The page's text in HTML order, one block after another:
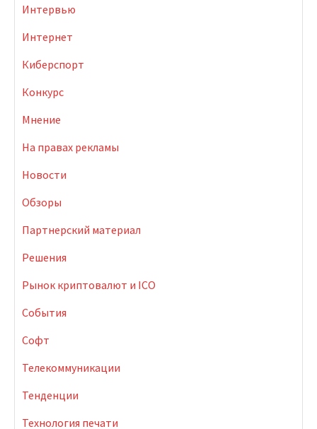
Интервью
Интернет
Киберспорт
Конкурс
Мнение
На правах рекламы
Новости
Обзоры
Партнерский материал
Решения
Рынок криптовалют и ICO
События
Софт
Телекоммуникации
Тенденции
Технология печати